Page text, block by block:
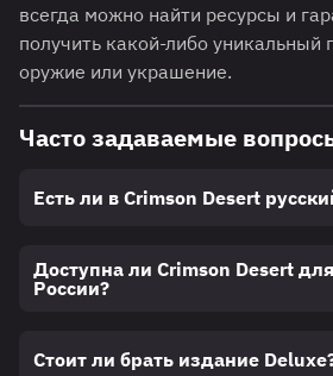
всегда можно найти ресурсы и
получить какой-либо уникальный
оружие или украшение.
Часто задаваемые
Есть ли в Crimson Desert
Доступна ли Crimson Desert
России?
Стоит ли брать издание